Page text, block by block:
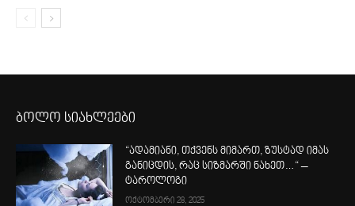
ბოლო სიახლეები
“ადამიანი, თქვენს მიმართ, ზუსტად იმას
განიცდის, რაც სიზმარში ნახეთ…“ –
ტაროლოგი
ოქტომბერი 28, 2025